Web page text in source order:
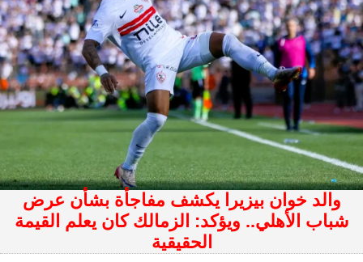
والد خوان بيزيرا يكشف مفاجأة بشأن عرض
شباب الأهلي.. ويؤكد: الزمالك كان يعلم القيمة
الحقيقية